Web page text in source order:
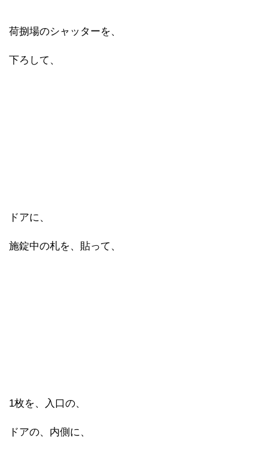
荷捌場のシャッターを、
下ろして、
ドアに、
施錠中の札を、貼って、
1枚を、入口の、
ドアの、内側に、